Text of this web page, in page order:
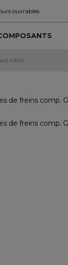
ouvrables
MPH